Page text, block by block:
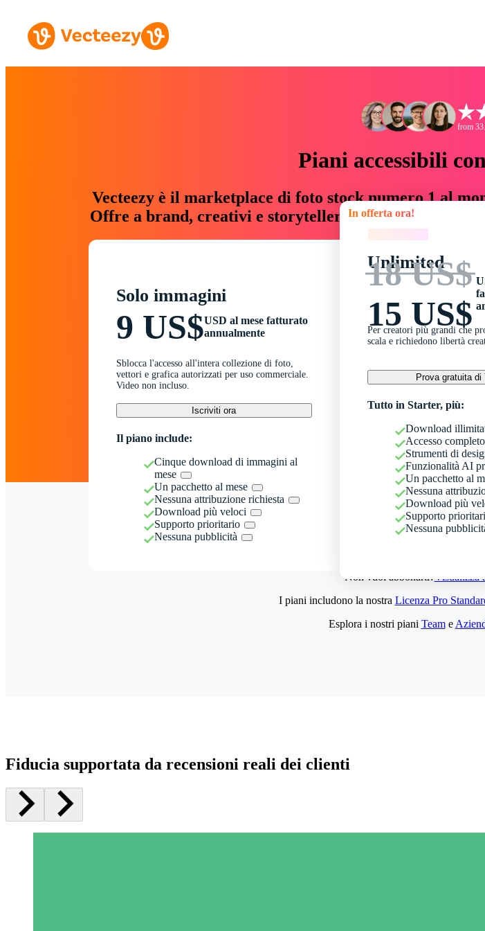
from
Piani accessibili
Vecteezy è il marketplace di foto stock numero 1 al
Offre a brand, creativi e storyteller risorse creative
Solo immagini
9 US$USD al mese fatturato
annualmente
Sblocca l'accesso all'intera collezione di foto,
vettori e grafica autorizzati per uso commerciale.
Video non incluso.
Iscriviti ora
Il piano include:
Cinque download di immagini al
mese
Un pacchetto al mese
Nessuna attribuzione richiesta
Download più veloci
Supporto prioritario
Nessuna pubblicità
In offerta ora!
Unlimited
18 US$
15 US$
Per creatori più grandi che
scala e richiedono libertà
Prova gratuita di
Tutto in Starter, più:
Download
Accesso
Strumenti di
Funzionalità AI
Un pacchetto al
Nessuna
Download più
Supporto
Nessuna
Non vuoi abbonarti?Visualizza
I piani includono la nostra Licenza Pro
Esplora i nostri piani Teame
Fiducia supportata da recensioni reali dei clienti